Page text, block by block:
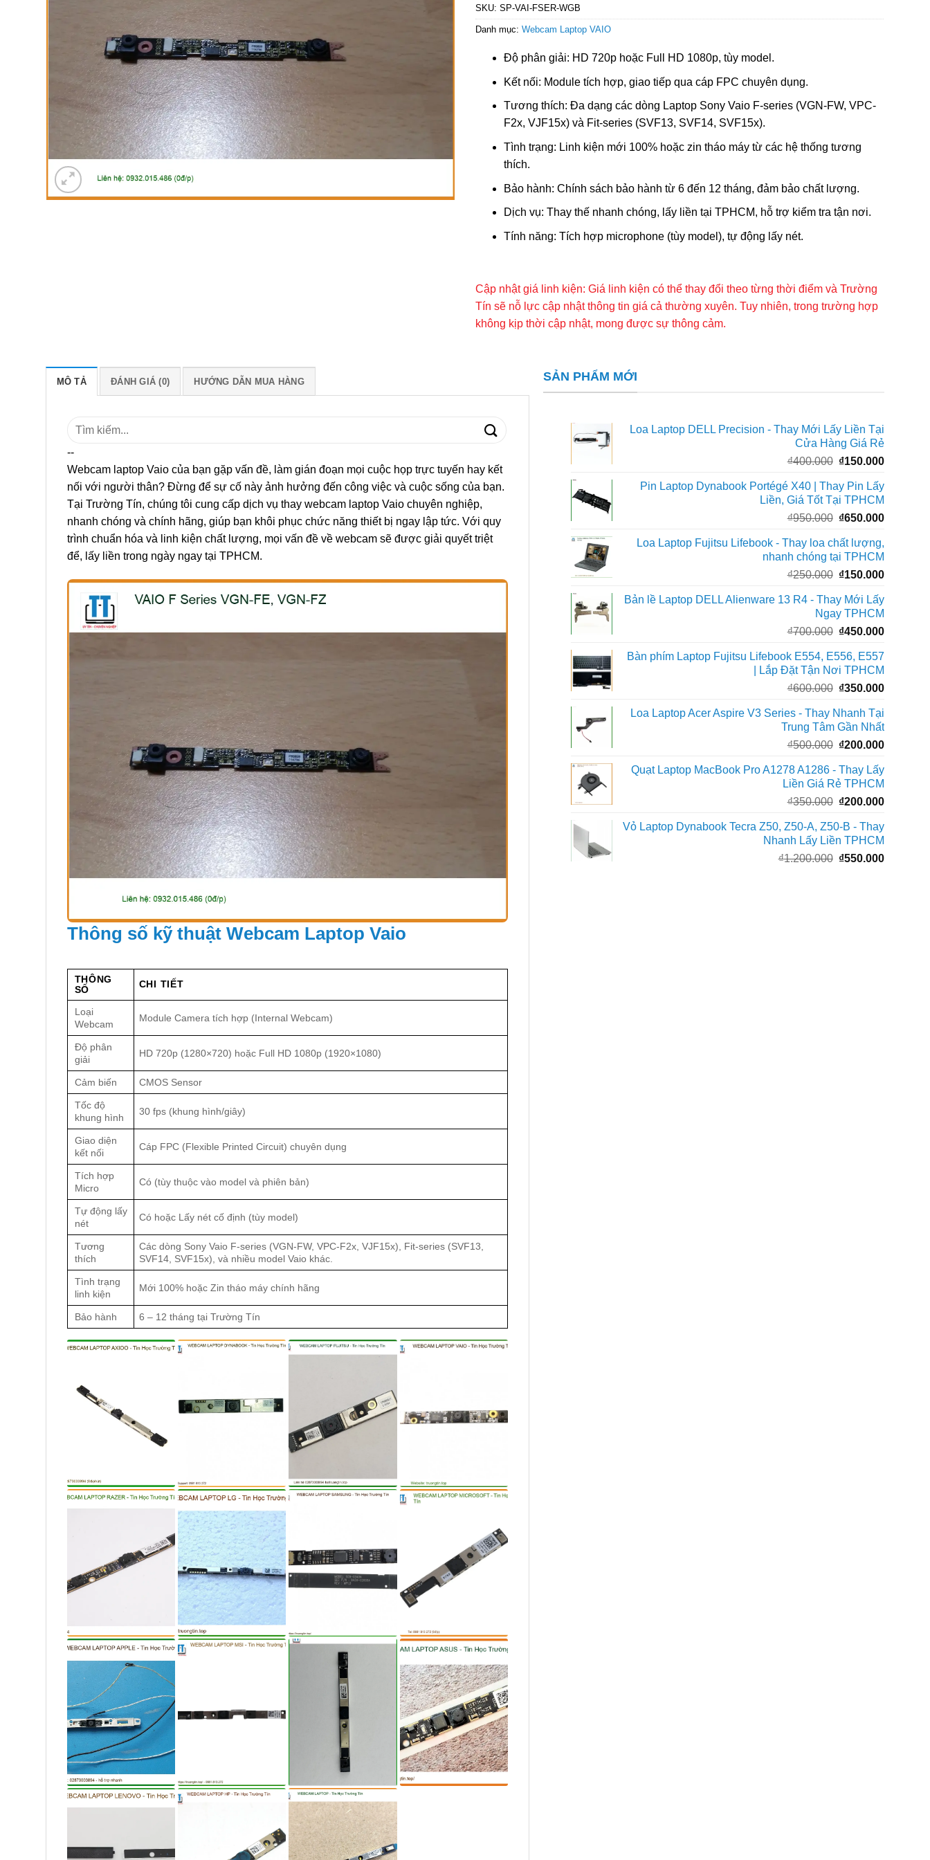
SKU: SP-VAI-FSER-WGB
Danh mục: Webcam Laptop VAIO
Độ phân giải: HD 720p hoặc Full HD 1080p, tùy model.
Kết nối: Module tích hợp, giao tiếp qua cáp FPC chuyên dụng.
Tương thích: Đa dạng các dòng Laptop Sony Vaio F-series (VGN-FW, VPC-
F2x, VJF15x) và Fit-series (SVF13, SVF14, SVF15x).
Tình trạng: Linh kiện mới 100% hoặc zin tháo máy từ các hệ thống tương
thích.
Bảo hành: Chính sách bảo hành từ 6 đến 12 tháng, đảm bảo chất lượng.
Dịch vụ: Thay thế nhanh chóng, lấy liền tại TPHCM, hỗ trợ kiểm tra tận nơi.
Tính năng: Tích hợp microphone (tùy model), tự động lấy nét.
Cập nhật giá linh kiện: Giá linh kiện có thể thay đổi theo từng thời điểm và Trường
Tín sẽ nỗ lực cập nhật thông tin giá cả thường xuyên. Tuy nhiên, trong trường hợp
không kịp thời cập nhật, mong được sự thông cảm.
MÔ TẢ ĐÁNH GIÁ (0) HƯỚNG DẪN MUA HÀNG
Tìm
--
Webcam laptop Vaio của bạn gặp vấn đề, làm gián đoạn mọi cuộc họp trực tuyến hay kết
nối với người thân? Đừng để sự cố này ảnh hưởng đến công việc và cuộc sống của bạn.
Tại Trường Tín, chúng tôi cung cấp dịch vụ thay webcam laptop Vaio chuyên nghiệp,
nhanh chóng và chính hãng, giúp bạn khôi phục chức năng thiết bị ngay lập tức. Với quy
trình chuẩn hóa và linh kiện chất lượng, mọi vấn đề về webcam sẽ được giải quyết triệt
để, lấy liền trong ngày ngay tại TPHCM.
Thông số kỹ thuật Webcam Laptop Vaio
THÔNG
SỐ
CHI TIẾT
Loại
Webcam
Module Camera tích hợp (Internal Webcam)
Độ phân
giải
HD 720p (1280×720) hoặc Full HD 1080p (1920×1080)
Cảm biến CMOS Sensor
Tốc độ
khung hình
30 fps (khung hình/giây)
Giao diện
kết nối
Cáp FPC (Flexible Printed Circuit) chuyên dụng
Tích hợp
Micro
Có (tùy thuộc vào model và phiên bản)
Tự động lấy
nét
Có hoặc Lấy nét cố định (tùy model)
Tương
thích
Các dòng Sony Vaio F-series (VGN-FW, VPC-F2x, VJF15x), Fit-series (SVF13,
SVF14, SVF15x), và nhiều model Vaio khác.
Tình trạng
linh kiện
Mới 100% hoặc Zin tháo máy chính hãng
Bảo hành 6 – 12 tháng tại Trường Tín
SẢN PHẨM MỚI
Loa Laptop DELL Precision - Thay Mới Lấy Liền Tại
Cửa Hàng Giá Rẻ
₫400.000 Giá
là:
₫400.000.
₫150.000Giá
Pin Laptop Dynabook Portégé X40 | Thay Pin Lấy
Liền, Giá Tốt Tại TPHCM
₫950.000 Giá
là:
₫950.000.
₫650.000Giá
Loa Laptop Fujitsu Lifebook - Thay loa chất lượng,
nhanh chóng tại TPHCM
₫250.000 Giá
là:
₫250.000.
₫150.000Giá
Bản lề Laptop DELL Alienware 13 R4 - Thay Mới Lấy
Ngay TPHCM
₫700.000 Giá
là:
₫700.000.
₫450.000Giá
Bàn phím Laptop Fujitsu Lifebook E554, E556, E557
| Lắp Đặt Tận Nơi TPHCM
₫600.000 Giá
là:
₫600.000.
₫350.000Giá
là:
Loa Laptop Acer Aspire V3 Series - Thay Nhanh Tại
Trung Tâm Gần Nhất
₫500.000 Giá
là:
₫500.000.
₫200.000Giá
Quạt Laptop MacBook Pro A1278 A1286 - Thay Lấy
Liền Giá Rẻ TPHCM
₫350.000 Giá
là:
₫350.000.
₫200.000Giá
Vỏ Laptop Dynabook Tecra Z50, Z50-A, Z50-B - Thay
Nhanh Lấy Liền TPHCM
₫1.200.000 Giá
₫550.000Giá